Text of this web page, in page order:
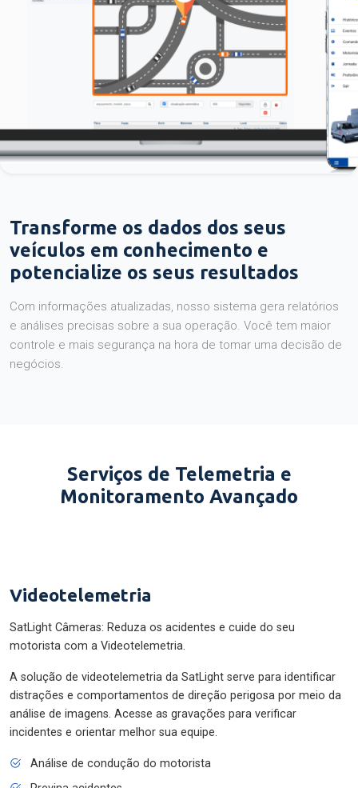
Transforme os dados dos seus
veículos em conhecimento e
potencialize os seus resultados
Com informações atualizadas, nosso sistema gera relatórios
e análises precisas sobre a sua operação. Você tem maior
controle e mais segurança na hora de tomar uma decisão de
negócios.
Serviços de Telemetria e
Monitoramento Avançado
Videotelemetria
SatLight Câmeras: Reduza os acidentes e cuide do seu
motorista com a Videotelemetria.
A solução de videotelemetria da SatLight serve para identificar
distrações e comportamentos de direção perigosa por meio da
análise de imagens. Acesse as gravações para verificar
incidentes e orientar melhor sua equipe.
Análise de condução do motorista